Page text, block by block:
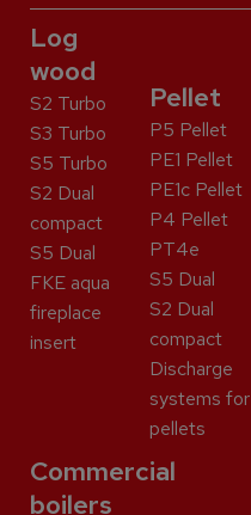
Log
wood
S2 Turbo
S3 Turbo
S5 Turbo
S2 Dual
compact
S5 Dual
FKE aqua
fireplace
insert
Pellet
P5 Pellet
PE1 Pellet
PE1c Pellet
P4 Pellet
PT4e
S5 Dual
S2 Dual
compact
Discharge
systems for
pellets
Commercial
boilers